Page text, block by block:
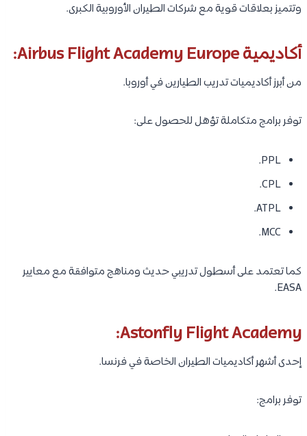
وتتميز بعلاقات قوية مع شركات الطيران الأوروبية الكبرى.
أكاديمية Airbus Flight Academy Europe:
من أبرز أكاديميات تدريب الطيارين في أوروبا.
توفر برامج متكاملة تؤهل للحصول على:
PPL.
CPL.
ATPL.
MCC.
كما تعتمد على أسطول تدريبي حديث ومناهج متوافقة مع معايير
EASA.
Astonfly Flight Academy:
إحدى أشهر أكاديميات الطيران الخاصة في فرنسا.
توفر برامج: